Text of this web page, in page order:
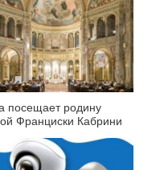
посещает родину
Франциски Кабрини